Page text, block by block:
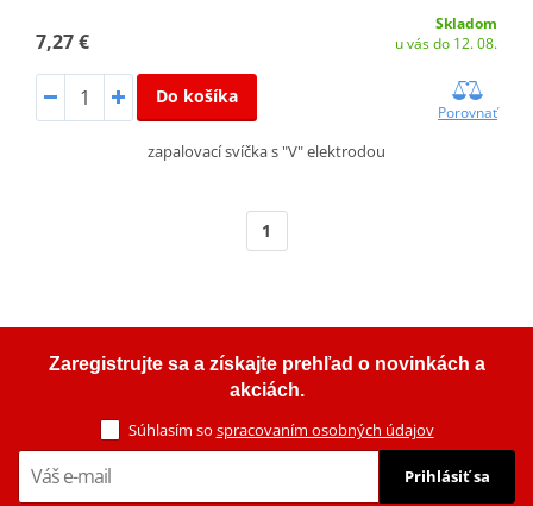
7,27 €
Skladom
u vás do 12. 08.
Do košíka
Porovnať
zapalovací svíčka s "V" elektrodou
1
Zaregistrujte sa a získajte prehľad o novinkách a
akciách.
Súhlasím so spracovaním osobných údajov
Prihlásiť sa